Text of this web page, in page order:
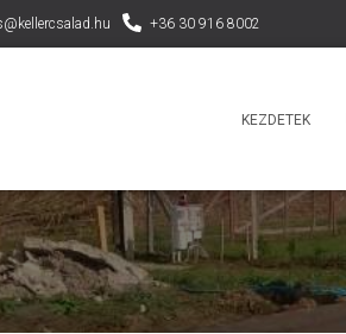
+36 30 916 8002
KEZDETEK